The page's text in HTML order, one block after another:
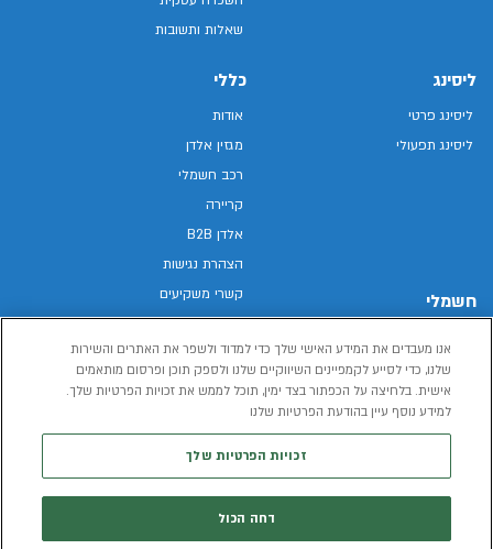
שאלות ותשובות
ליסינג
ליסינג פרטי
ליסינג תפעולי
חשמלי
רכב חשמלי
הכל על רכב חשמלי
כללי
אודות
מגזין אלדן
רכב חשמלי
קריירה
אלדן B2B
הצהרת נגישות
קשרי משקיעים
מפת האתר
מדיניות פרטיות
תנאי שימוש
המידע שיימסר על ידך במהלך השימוש באתר יישמר וישמש את אלדן, או צד שלישי,
אנו מעבדים את המידע האישי שלך כדי למדוד ולשפר את האתרים והשירות
שלנו, כדי לסייע לקמפיינים השיווקיים שלנו ולספק תוכן ופרסום מותאמים
אישית. בלחיצה על הכפתור בצד ימין, תוכל לממש את זכויות הפרטיות שלך.
למידע נוסף עיין בהודעת הפרטיות שלנו
זכויות הפרטיות שלך
דחה הכול